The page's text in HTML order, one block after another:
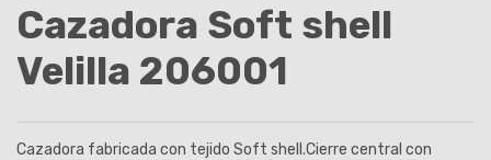
Cazadora Soft shell
Velilla 206001
Cazadora fabricada con tejido Soft shell.Cierre central con